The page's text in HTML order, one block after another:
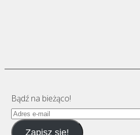
Bądź na bieżąco!
Adres
e-
Zapisz się!